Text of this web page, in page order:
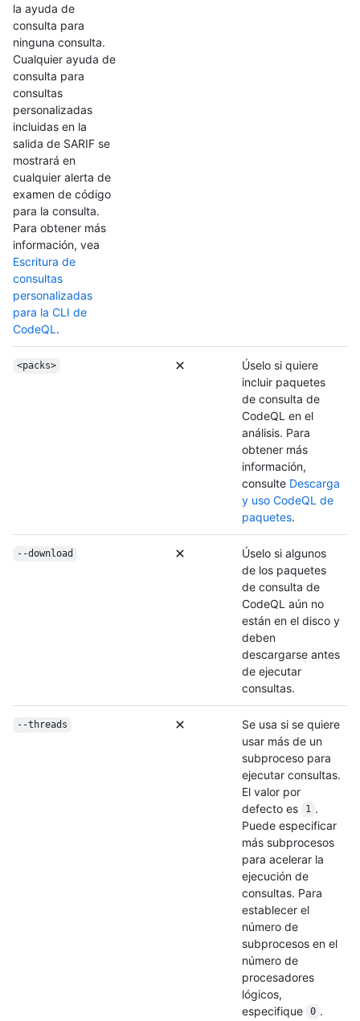
la ayuda de
consulta para
ninguna consulta.
Cualquier ayuda de
consulta para
consultas
personalizadas
incluidas en la
salida de SARIF se
mostrará en
cualquier alerta de
examen de código
para la consulta.
Para obtener más
información, vea
Escritura de
consultas
personalizadas
para la CLI de
CodeQL .
<packs>
Úselo si quiere
incluir paquetes
de consulta de
CodeQL en el
análisis. Para
obtener más
información,
consulte Descarga
y uso CodeQL de
paquetes.
--download
Úselo si algunos
de los paquetes
de consulta de
CodeQL aún no
están en el disco y
deben
descargarse antes
de ejecutar
consultas.
--threads
Se usa si se quiere
usar más de un
subproceso para
ejecutar consultas.
El valor por
defecto es
1 .
Puede especificar
más subprocesos
para acelerar la
ejecución de
consultas. Para
establecer el
número de
subprocesos en el
número de
procesadores
lógicos,
especifique
0 .